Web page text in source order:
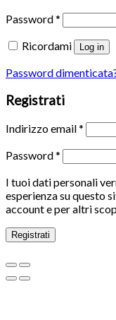
Password*
Ricordami
Log in
Password
Registrati
Indirizzo email*
Password*
I tuoi dati personali
esperienza su questo
account e per altri
Registrati